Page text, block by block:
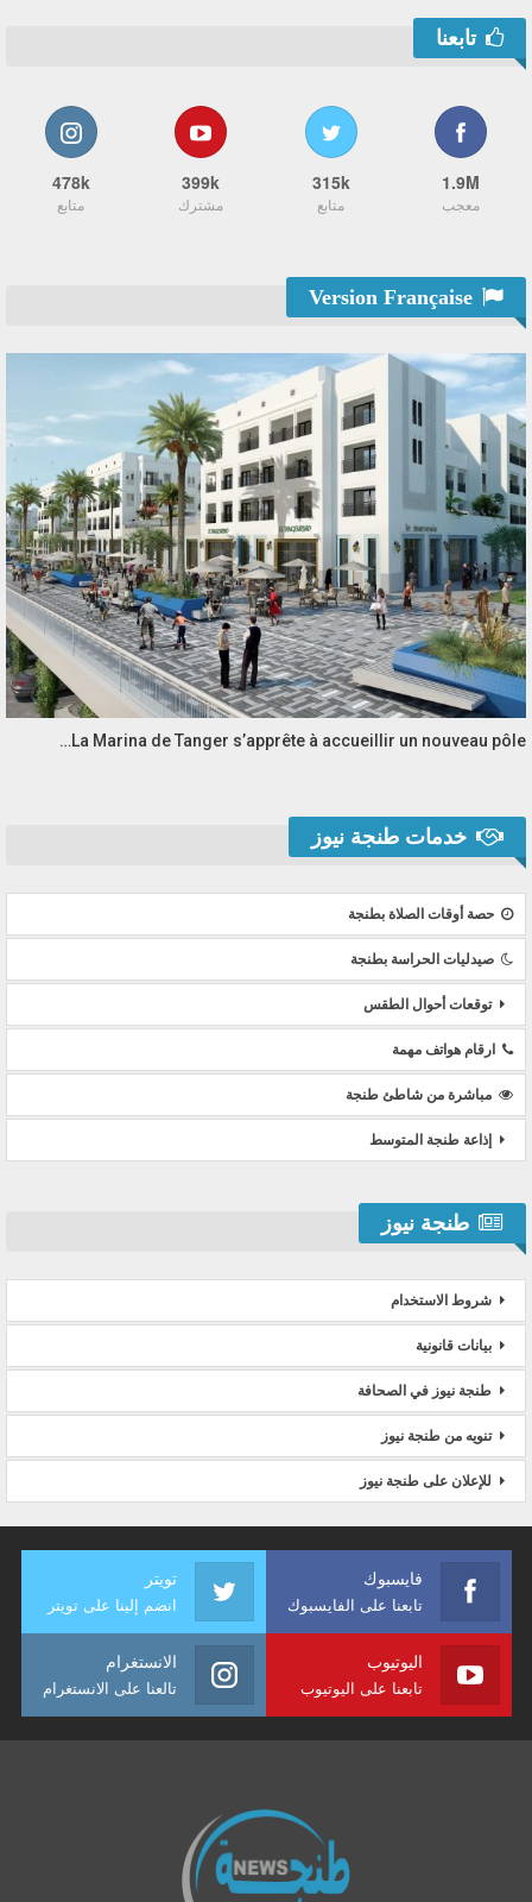
تابعنا
1.9M
معجب
315k
متابع
399k
مشترك
478k
متابع
La Marina de Tanger s’apprête à accueillir un nouveau pôle…
خدمات طنجة نيوز
حصة أوقات الصلاة بطنجة
صيدليات الحراسة بطنجة
توقعات أحوال الطقس
ارقام هواتف مهمة
مباشرة من شاطئ طنجة
إذاعة طنجة المتوسط
طنجة نيوز
شروط الاستخدام
بيانات قانونية
طنجة نيوز في الصحافة
تنويه من طنجة نيوز
للإعلان على طنجة نيوز
فايسبوك
تابعنا على الفايسبوك
تويتر
انضم إلينا على تويتر
اليوتيوب
تابعنا على اليوتيوب
الانستغرام
تالعنا على الانستغرام